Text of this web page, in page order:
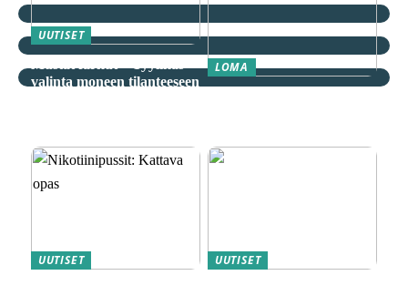
UUTISET
valinta moneen tilanteeseen
LOMA
UUTISET
UUTISET